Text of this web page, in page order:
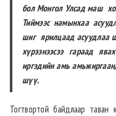
бол Монгол Улсад маш
Тиймээс намынхаа
шиг ярилцаад асуудлаа
хүрээнээсээ гараад
иргэдийн амь
шүү.
Тогтвортой байдлаар